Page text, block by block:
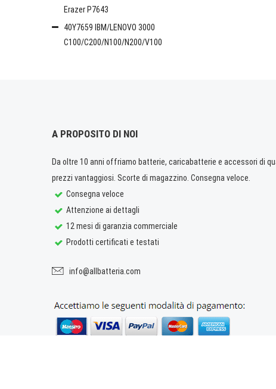
Erazer P7643
40Y7659 IBM/LENOVO 3000
C100/C200/N100/N200/V100
A PROPOSITO DI NOI
Da oltre 10 anni offriamo batterie, caricabatterie e accessori di
prezzi vantaggiosi. Scorte di magazzino. Consegna veloce.
Consegna veloce
Attenzione ai dettagli
12 mesi di garanzia commerciale
Prodotti certificati e testati
info@allbatteria.com